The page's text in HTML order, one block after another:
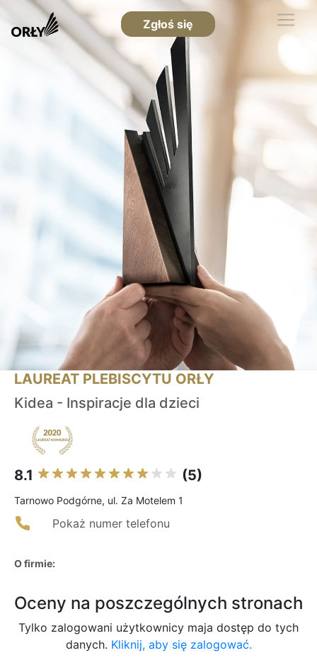
Zgłoś się
LAUREAT PLEBISCYTU ORŁY
Kidea - Inspiracje dla dzieci
8.1 (5)
Tarnowo Podgórne, ul. Za Motelem 1
Pokaż numer telefonu
O firmie:
Oceny na poszczególnych stronach
Tylko zalogowani użytkownicy maja dostęp do tych
danych. Kliknij, aby się zalogować.